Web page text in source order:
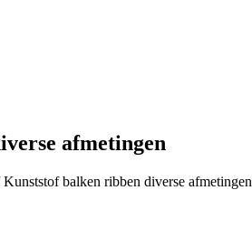
afmetingen
Kunststof balken ribben diverse afmetingen